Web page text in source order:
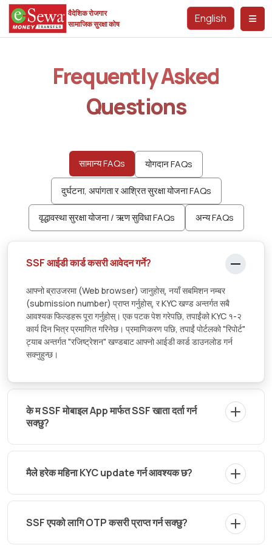
वैदेशिक रोजगार
सामाजिक सुरक्षा कोष
English
Frequently Asked
Questions
सामान्य FAQs योगदान FAQs
दुर्घटना, अपांगता र आश्रित सुरक्षा योजना FAQs
वृद्धावस्था सुरक्षा योजना / ऋण सुविधा FAQs अन्य FAQs
SSF आईडी कार्ड कसरी आवेदन गर्ने?
आफ्नो ब्राउजरमा (Web browser) जानुहोस्, नयाँ सबमिशन नम्बर
(submission number) प्राप्त गर्नुहोस्, र KYC खण्ड अन्तर्गत सबै
आवश्यक फिल्डहरू पूरा गर्नुहोस्। एक पटक पेश गरेपछि, तपाईंको KYC १-२
कार्य दिन भित्र प्रमाणित गरिनेछ। प्रमाणिकरण पछि, तपाईं पोर्टलको "रिपोर्ट"
ट्याब अन्तर्गत "रजिष्ट्रेशन" खण्डबाट आफ्नो आईडी कार्ड डाउनलोड गर्न
सक्नुहुन्छ।
के म SSF मोबाइल App मार्फत SSF खाता दर्ता गर्न
सक्छु?
मैले हरेक महिना KYC update गर्न आवश्यक छ?
SSF एपको लागि OTP कसरी प्राप्त गर्न सक्छु?